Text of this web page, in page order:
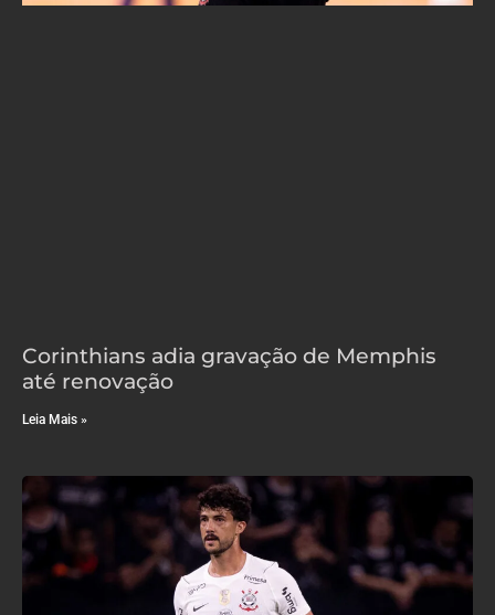
Corinthians adia gravação de Memphis
até renovação
Leia Mais »